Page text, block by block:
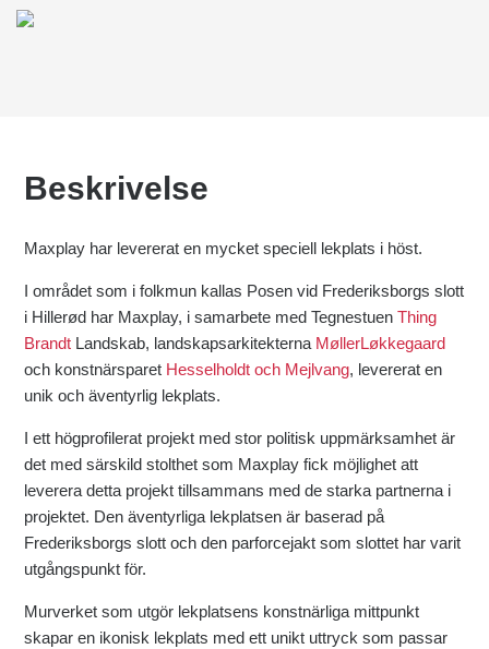
Beskrivelse
Maxplay har levererat en mycket speciell lekplats i höst.
I området som i folkmun kallas Posen vid Frederiksborgs slott
i Hillerød har Maxplay, i samarbete med TegnestuenThing
Brandt Landskab, landskapsarkitekterna MøllerLøkkegaard
och konstnärsparet Hesselholdt och Mejlvang, levererat en
unik och äventyrlig lekplats.
I ett högprofilerat projekt med stor politisk uppmärksamhet är
det med särskild stolthet som Maxplay fick möjlighet att
leverera detta projekt tillsammans med de starka partnerna i
projektet. Den äventyrliga lekplatsen är baserad på
Frederiksborgs slott och den parforcejakt som slottet har varit
utgångspunkt för.
Murverket som utgör lekplatsens konstnärliga mittpunkt
skapar en ikonisk lekplats med ett unikt uttryck som passar